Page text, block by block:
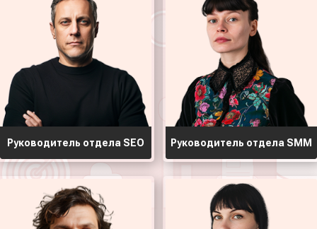
Руководитель отдела ЅЕО Руководитель отдела ЅММ